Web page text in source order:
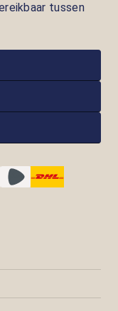
tussen